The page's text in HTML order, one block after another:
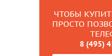
ЧТОБЫ
ПРОСТО
8 (495)